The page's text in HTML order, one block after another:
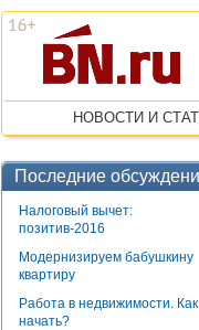
НОВОСТИ И
Последние
Налоговый вычет:
позитив-2016
Модернизируем бабушкину
квартиру
Работа в недвижимости. Как
начать?